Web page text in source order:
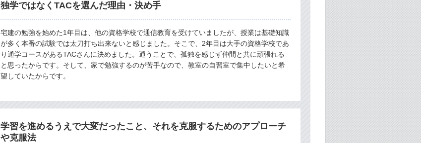
独学ではなくTACを選んだ理由・決め手
宅建の勉強を始めた1年目は、他の資格学校で通信教育を受けていましたが、授業は基礎知識
が多く本番の試験では太刀打ち出来ないと感じました。そこで、2年目は大手の資格学校であ
り通学コースがあるTACさんに決めました。通うことで、孤独を感じず仲間と共に頑張れる
と思ったからです。そして、家で勉強するのが苦手なので、教室の自習室で集中したいと希
望していたからです。
学習を進めるうえで大変だったこと、それを克服するためのアプローチ
や克服法